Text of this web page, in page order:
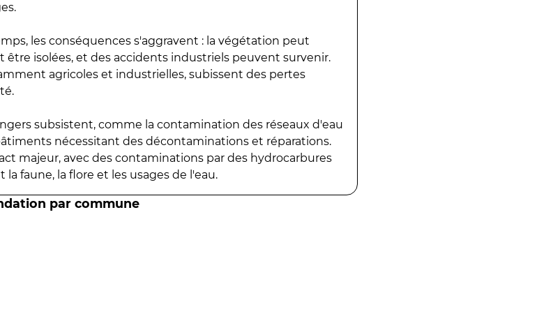
les conséquences s'aggravent : la végétation peut
isolées, et des accidents industriels peuvent survenir.
agricoles et industrielles, subissent des pertes
subsistent, comme la contamination des réseaux d'eau
nécessitant des décontaminations et réparations.
majeur, avec des contaminations par des hydrocarbures
faune, la flore et les usages de l'eau.
par commune